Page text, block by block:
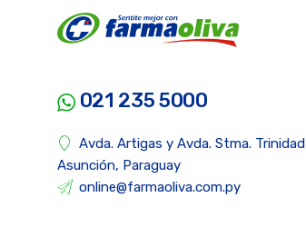
021 235 5000
Avda. Artigas y Avda. Stma. Trinidad
Asunción, Paraguay
online@farmaoliva.com.py